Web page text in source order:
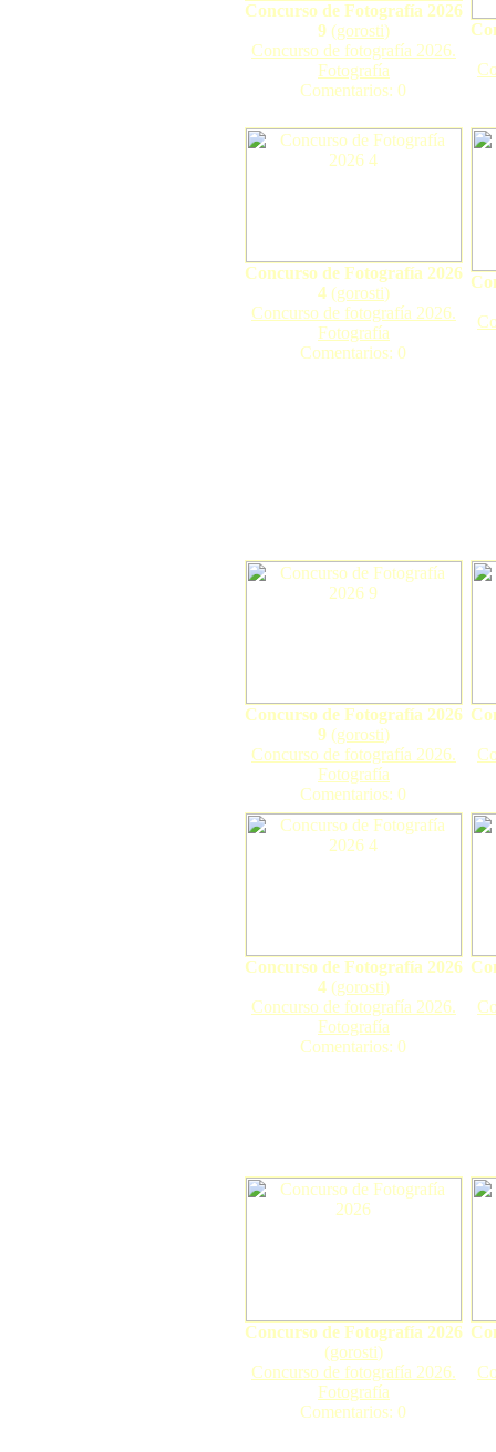
Concurso de Fotografía 2026
9 (gorosti)
Concurso de fotografía 2026.
Fotografía
Comentarios: 0
Concurso de Fotografía 2026
4 (gorosti)
Concurso de fotografía 2026.
Fotografía
Comentarios: 0
Concurso de Fotografía 2026
9 (gorosti)
Concurso de fotografía 2026.
Fotografía
Comentarios: 0
Concurso de Fotografía 2026
4 (gorosti)
Concurso de fotografía 2026.
Fotografía
Comentarios: 0
Concurso de Fotografía 2026
(gorosti)
Concurso de fotografía 2026.
Fotografía
Comentarios: 0